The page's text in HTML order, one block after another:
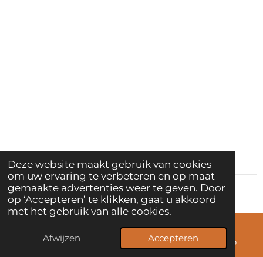
Deze website maakt gebruik van cookies
om uw ervaring te verbeteren en op maat
gemaakte advertenties weer te geven. Door
op ‘Accepteren’ te klikken, gaat u akkoord
met het gebruik van alle cookies.
Afwijzen Accepteren
© 2008 Magie van Kindercoaching
E-mailadres Telefoonnummer WhatsApp